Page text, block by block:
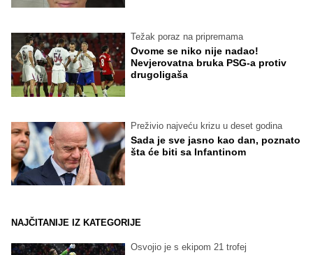
Težak poraz na pripremama
Ovome se niko nije nadao!
Nevjerovatna bruka PSG-a protiv
drugoligaša
Preživio najveću krizu u deset godina
Sada je sve jasno kao dan, poznato
šta će biti sa Infantinom
NAJČITANIJE IZ KATEGORIJE
Osvojio je s ekipom 21 trofej